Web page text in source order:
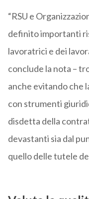
“RSU e
definito importanti
lavoratrici e dei
conclude la nota –
anche evitando che
con strumenti
disdetta della
devastanti sia dal
quello delle tutele